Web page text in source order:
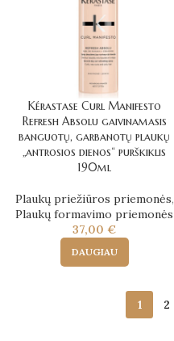
Kérastase Curl Manifesto
Refresh Absolu gaivinamasis
banguotų, garbanotų plaukų
„antrosios dienos“ purškiklis
190ml
Plaukų priežiūros priemonės,
Plaukų formavimo priemonės
37,00 €
DAUGIAU
1 2